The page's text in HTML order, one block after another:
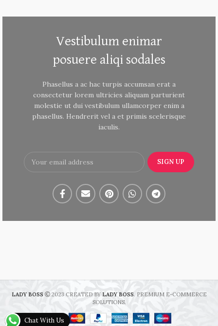
Vestibulum enimar
posuere aliqi sodales
Phasellus a ac hac turpis accumsan erat a
consectetur lorem ultricies aliquam parturient
molestie ut dui vestibulum ullamcorper enim a
phasellus. Hendrerit vel a et primis scelerisque
iaculis.
LADY BOSS 2023 CREATED BY LADY BOSS. PREMIUM E-COMMERCE
SOLUTIONS.
Chat With Us